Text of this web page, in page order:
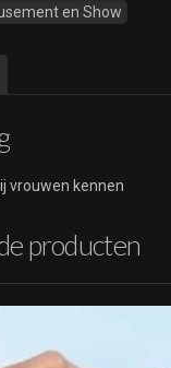
en Show
vrouwen kennen
producten